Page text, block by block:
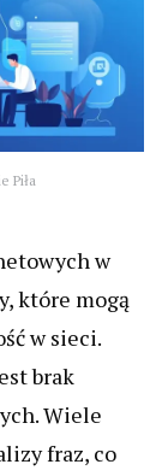
Piła
w
które mogą
w sieci.
brak
Wiele
fraz, co